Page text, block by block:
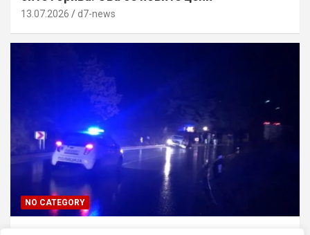
13.07.2026 d7-news
NO CATEGORY